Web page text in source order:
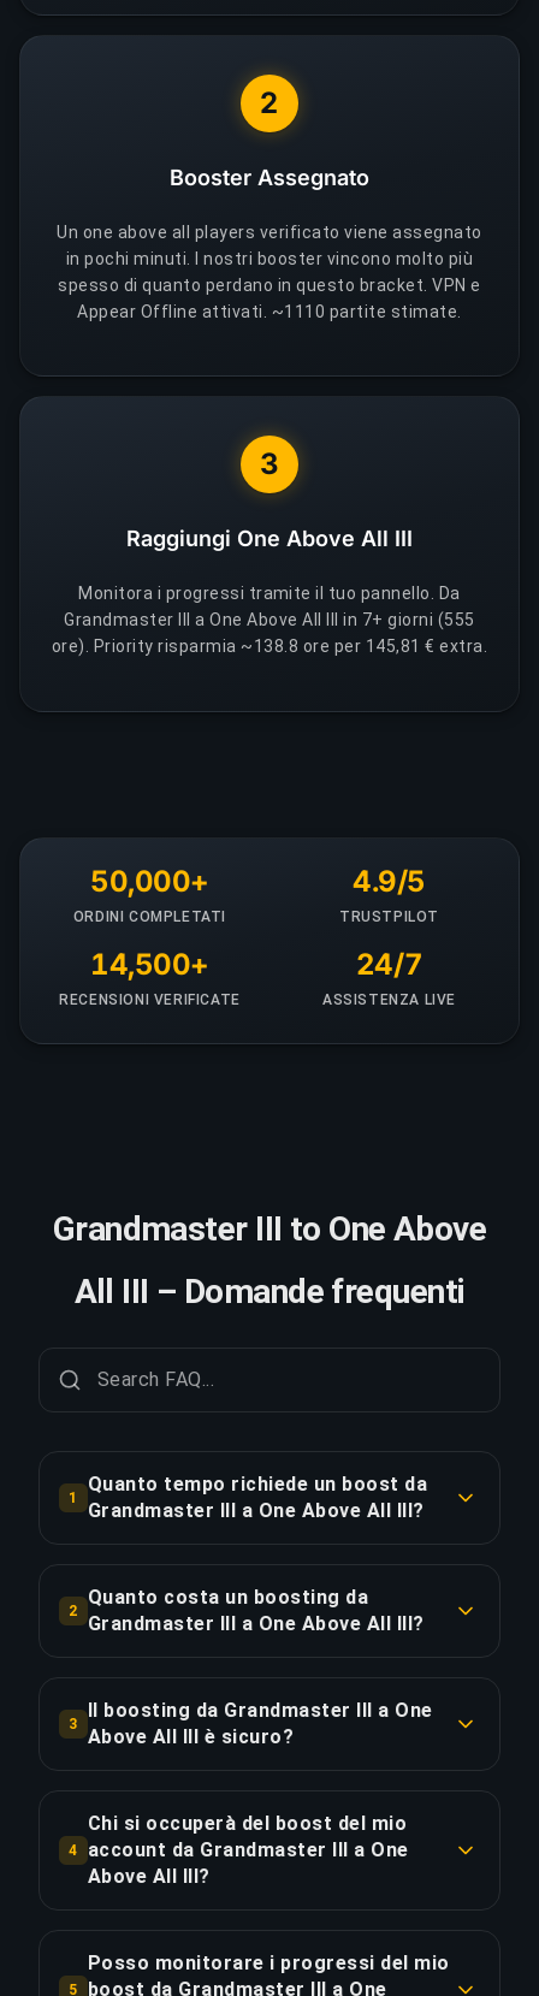
2
Booster Assegnato
Un one above all players verificato viene assegnato
in pochi minuti. I nostri booster vincono molto più
spesso di quanto perdano in questo bracket. VPN e
Appear Offline attivati. ~1110 partite stimate.
3
Raggiungi One Above All III
Monitora i progressi tramite il tuo pannello. Da
Grandmaster III a One Above All III in 7+ giorni (555
ore). Priority risparmia ~138.8 ore per 145,81 € extra.
50,000+
ORDINI COMPLETATI
4.9/5
TRUSTPILOT
14,500+
RECENSIONI VERIFICATE
24/7
ASSISTENZA LIVE
Grandmaster III to One Above
All III – Domande frequenti
1
Quanto tempo richiede un boost da
Grandmaster III a One Above All III?
richiede tipicamente 7+ giorni. Con Ordine
Prioritario, la consegna è circa il 25% più veloce.
2
Quanto costa un boosting da
Grandmaster III a One Above All III?
parte da €729.09 per l'opzione standard. L'Ordine
Prioritario costa €874.90, mentre il Pacchetto
€1006.14.
COPIA LINK
3
Il boosting da Grandmaster III a One
Above All III è sicuro?
VPN corrispondente alla tua regione e giocano
con la funzione "Appear Offline" attivata.
Abbiamo completato oltre 50.000 ordini con una
COPIA LINK
4
Chi si occuperà del boost del mio
account da Grandmaster III a One
Above All III?
nostri boost. Ogni booster passa attraverso un
rigoroso processo di selezione che include
5
Posso monitorare i progressi del mio
boost da Grandmaster III a One